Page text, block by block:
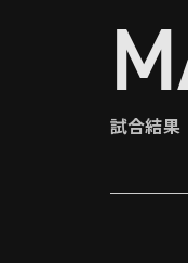
試合結果